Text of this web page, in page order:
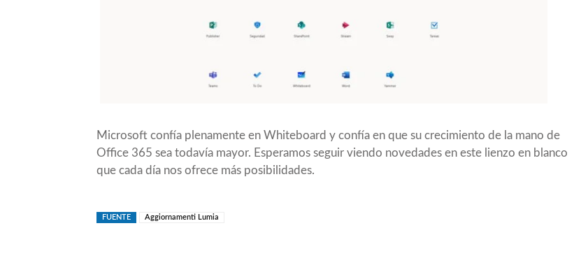
Microsoft confía plenamente en Whiteboard y confía en que su crecimiento de la mano de
Office 365 sea todavía mayor. Esperamos seguir viendo novedades en este lienzo en blanco
que cada día nos ofrece más posibilidades.
FUENTE Aggiornamenti Lumia